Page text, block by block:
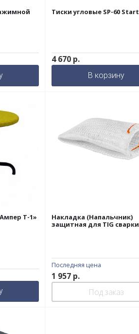
Тиски угловые SP-60 Start
4 670 р.
В корзину
Т-1»
Накладка (Напальчник)
защитная для TIG сварки
Последняя цена
1 957 р.
Под заказ